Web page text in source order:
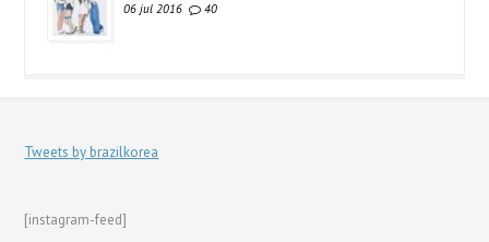
06 jul 2016 40
Tweets by brazilkorea
[instagram-feed]